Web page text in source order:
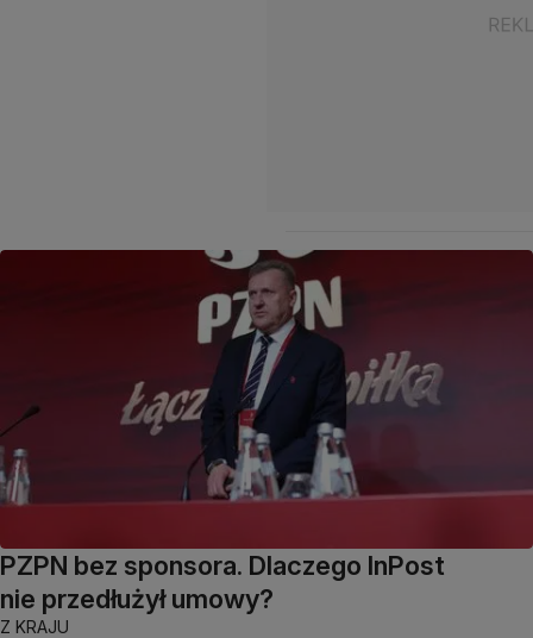
PZPN bez sponsora. Dlaczego InPost
nie przedłużył umowy?
Z KRAJU